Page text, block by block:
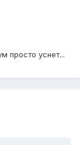
просто уснет...